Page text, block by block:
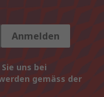
Anmelden
uns bei
gemäss der